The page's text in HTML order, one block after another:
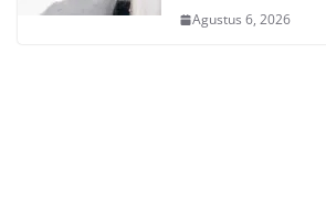
Agustus 6, 2026